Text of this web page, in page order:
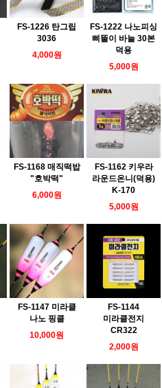
FS-1226 탄그립
3036
4,000원
FS-1222 나노피싱
삐뚤이 바늘 30본
덕용
5,000원
FS-1168 매직떡밥
"호박떡"
6,000원
FS-1162 키우라
라운드온니(덕용)
K-170
5,000원
FS-1147 미라클
나노 핑클
10,000원
FS-1144
미라클전지
CR322
2,000원